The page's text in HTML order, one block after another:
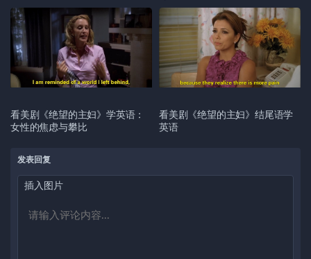
看美剧《绝望的主妇》学英语：
女性的焦虑与攀比
看美剧《绝望的主妇》结尾语学
英语
发表回复
插入图片